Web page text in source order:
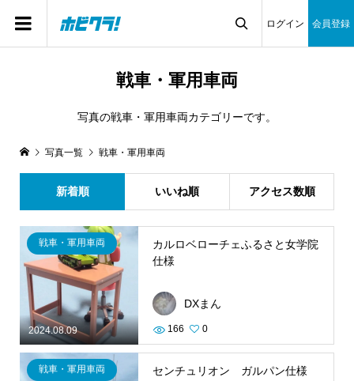
ログイン 会員登録
戦車・軍用車両
写真の戦車・軍用車両カテゴリーです。
写真一覧 戦車・軍用車両
新着順 いいね順 アクセス数順
2024.08.09
戦車・軍用車両
カルロベローチェふるさと女学院
仕様
DXまん
166 0
戦車・軍用車両 センチュリオン ガルパン仕様